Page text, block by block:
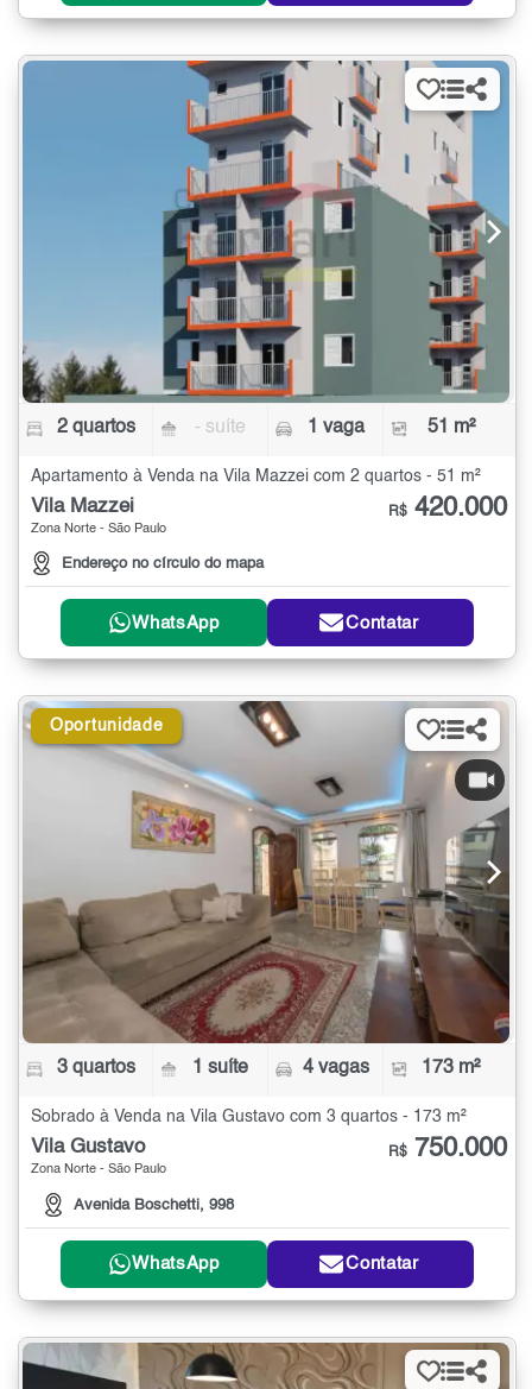
2 quartos - suíte 1 vaga 51 m²
Apartamento à Venda na Vila Mazzei com 2 quartos - 51 m²
Vila Mazzei
Zona Norte - São Paulo
Endereço no círculo do mapa
R$ 420.000
WhatsApp Contatar
Oportunidade
3 quartos 1 suíte 4 vagas 173 m²
Sobrado à Venda na Vila Gustavo com 3 quartos - 173 m²
Vila Gustavo
Zona Norte - São Paulo
Avenida Boschetti, 998
R$ 750.000
WhatsApp Contatar